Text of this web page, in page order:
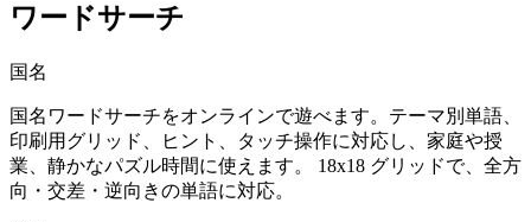
ワードサーチ
国名
国名ワードサーチをオンラインで遊べます。テーマ別単語、
印刷用グリッド、ヒント、タッチ操作に対応し、家庭や授
業、静かなパズル時間に使えます。
18x18 グリッドで、全方
向・交差・逆向きの単語に対応。